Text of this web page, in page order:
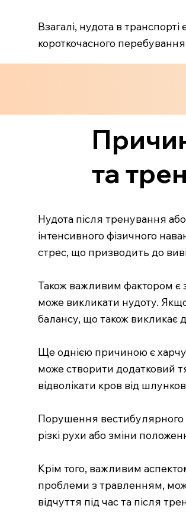
Взагалі, нудота в
короткочасного перебування
та
Нудота після тренування
інтенсивного фізичного
стрес, що призводить до
Також важливим фактором є
може викликати нудоту.
балансу, що також викликає
Ще однією причиною є
може створити додатковий
відволікати кров від
Порушення вестибулярного
різкі рухи або зміни
Крім того, важливим
проблеми з травленням,
відчуття під час та після